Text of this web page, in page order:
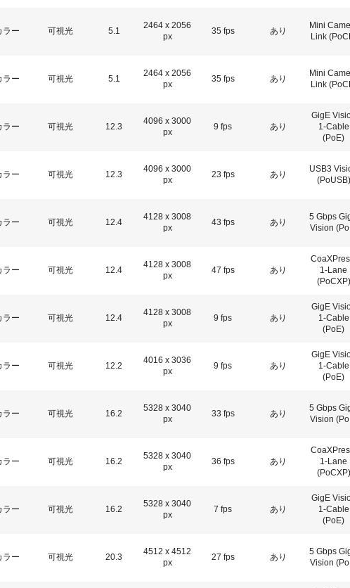
ラー 可視光 5.1
2464 x 2056
px
35 fps あり
Mini
Link
ラー 可視光 5.1
2464 x 2056
px
35 fps あり
Mini
Link
ラー 可視光 12.3
4096 x 3000
px
9 fps あり
GigE
1-Cable
(PoE)
ラー 可視光 12.3
4096 x 3000
px
23 fps あり
USB3
(PoUSB)
ラー 可視光 12.4
4128 x 3008
px
43 fps あり
5 Gbps
Vision
ラー 可視光 12.4
4128 x 3008
px
47 fps あり
1-Lane
(PoCXP)
ラー 可視光 12.4
4128 x 3008
px
9 fps あり
GigE
1-Cable
(PoE)
ラー 可視光 12.2
4016 x 3036
px
9 fps あり
GigE
1-Cable
(PoE)
ラー 可視光 16.2
5328 x 3040
px
33 fps あり
5 Gbps
Vision
ラー 可視光 16.2
5328 x 3040
px
36 fps あり
1-Lane
(PoCXP)
ラー 可視光 16.2
5328 x 3040
px
7 fps あり
GigE
1-Cable
(PoE)
ラー 可視光 20.3
4512 x 4512
px
27 fps あり
5 Gbps
Vision